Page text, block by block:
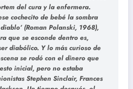
del cura y la enfermera.
cochecito de bebé la sombra
(Roman Polanski, 1968),
que se esconde dentro es,
diabólico. Y lo más curioso de
se rodó con el dinero que
inicial, pero no estaba
Stephen Sinclair, Frances